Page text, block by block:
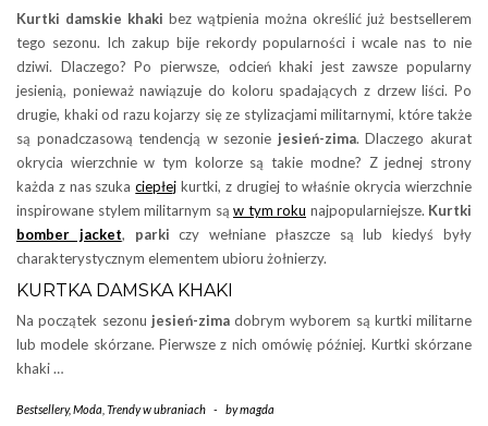
Kurtki damskie khaki bez wątpienia można określić już bestsellerem
tego sezonu. Ich zakup bije rekordy popularności i wcale nas to nie
dziwi. Dlaczego? Po pierwsze, odcień khaki jest zawsze popularny
jesienią, ponieważ nawiązuje do koloru spadających z drzew liści. Po
drugie, khaki od razu kojarzy się ze stylizacjami militarnymi, które także
są ponadczasową tendencją w sezonie jesień-zima. Dlaczego akurat
okrycia wierzchnie w tym kolorze są takie modne? Z jednej strony
każda z nas szukaciepłej kurtki, z drugiej to właśnie okrycia wierzchnie
inspirowane stylem militarnym są w tym roku najpopularniejsze. Kurtki
bomber jacket, parki czy wełniane płaszcze są lub kiedyś były
charakterystycznym elementem ubioru żołnierzy.
KURTKA DAMSKA KHAKI
Na początek sezonu jesień-zimadobrym wyborem są kurtki militarne
lub modele skórzane. Pierwsze z nich omówię później. Kurtki skórzane
khaki …
Bestsellery,Moda Trendy w ubraniach - bymagda